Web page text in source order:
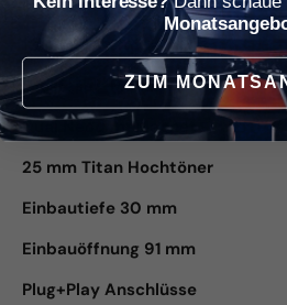
10 cm Mitteltöner
Glasfaser-Membran
Dual Neodym Magnet
25 mm Titan Hochtöner
Einbautiefe 30 mm
Einbauöffnung 91 mm
Plug+Play Anschlüsse
ZUM